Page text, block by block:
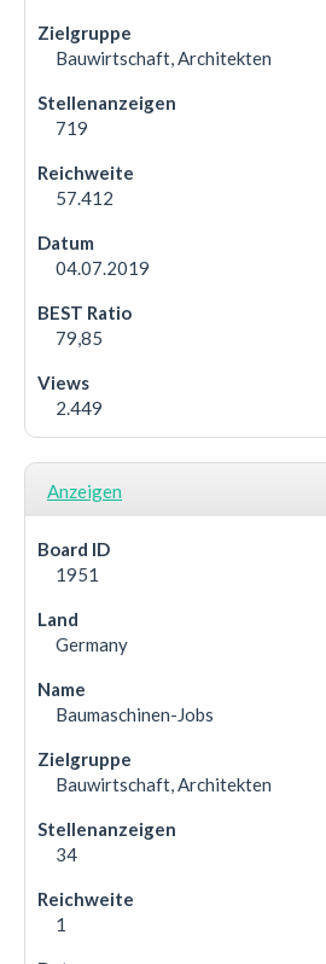
Bauwirtschaft, Architekten
719
57.412
04.07.2019
79,85
2.449
Anzeigen
1951
Germany
Baumaschinen-Jobs
Bauwirtschaft, Architekten
34
1